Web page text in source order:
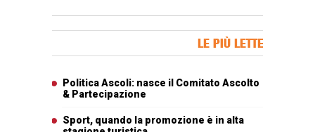
LE PIÙ LETTE
Politica Ascoli: nasce il Comitato Ascolto
& Partecipazione
Sport, quando la promozione è in alta